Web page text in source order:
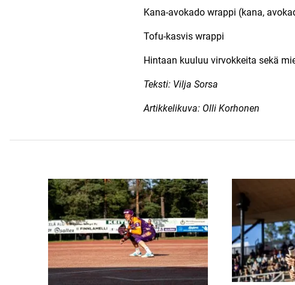
Kana-avokado wrappi (kana,
Tofu-kasvis wrappi
Hintaan kuuluu virvokkeita sekä
Teksti: Vilja Sorsa
Artikkelikuva: Olli Korhonen